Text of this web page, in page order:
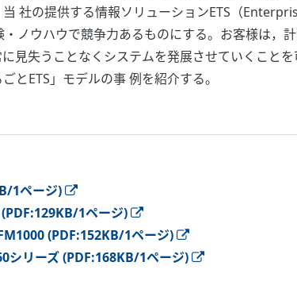
社の提供する情報ソリューションETS（
ノウハウで競争力あるものにする。お客様は，
見失うことなくシステムを発展させていくこと
とETS」モデルの事 例を紹介する。
1ページ)
1ページ)
(PDF:152KB/1ページ)
シリーズ (PDF:168KB/1ページ)